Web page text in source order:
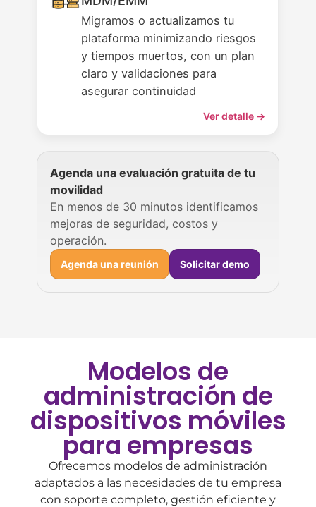
Migramos o actualizamos tu
plataforma minimizando riesgos
y tiempos muertos, con un plan
claro y validaciones para
asegurar continuidad
Ver detalle →
Agenda una evaluación gratuita de tu
movilidad
En menos de 30 minutos identificamos
mejoras de seguridad, costos y
operación.
Agenda una reunión Solicitar demo
Modelos de
administración de
dispositivos móviles
para empresas
Ofrecemos modelos de administración
adaptados a las necesidades de tu empresa
con soporte completo, gestión eficiente y